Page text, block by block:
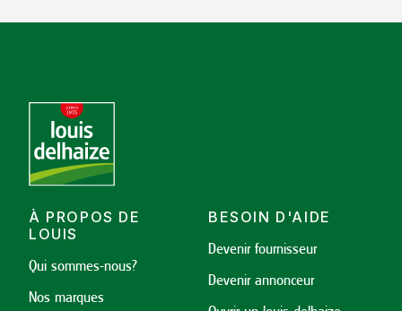
À PROPOS DE
LOUIS
Qui sommes-nous?
Nos marques
BESOIN D'AIDE
Devenir fournisseur
Devenir annonceur